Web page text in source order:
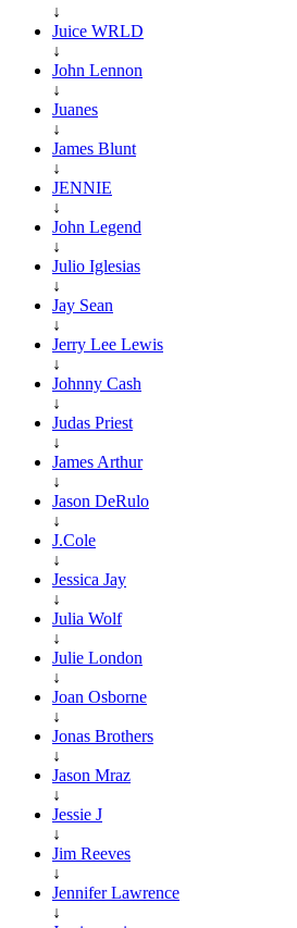
↓
Juice WRLD
↓
John Lennon
↓
Juanes
↓
James Blunt
↓
JENNIE
↓
John Legend
↓
Julio Iglesias
↓
Jay Sean
↓
Jerry Lee Lewis
↓
Johnny Cash
↓
Judas Priest
↓
James Arthur
↓
Jason DeRulo
↓
J.Cole
↓
Jessica Jay
↓
Julia Wolf
↓
Julie London
↓
Joan Osborne
↓
Jonas Brothers
↓
Jason Mraz
↓
Jessie J
↓
Jim Reeves
↓
Jennifer Lawrence
↓